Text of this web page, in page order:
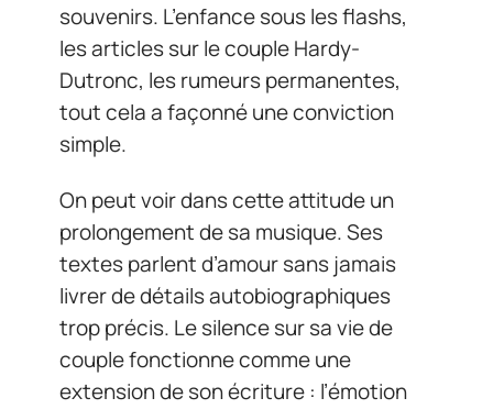
souvenirs. L’enfance sous les flashs,
les articles sur le couple Hardy-
Dutronc, les rumeurs permanentes,
tout cela a façonné une conviction
simple.
On peut voir dans cette attitude un
prolongement de sa musique. Ses
textes parlent d’amour sans jamais
livrer de détails autobiographiques
trop précis. Le silence sur sa vie de
couple fonctionne comme une
extension de son écriture : l’émotion